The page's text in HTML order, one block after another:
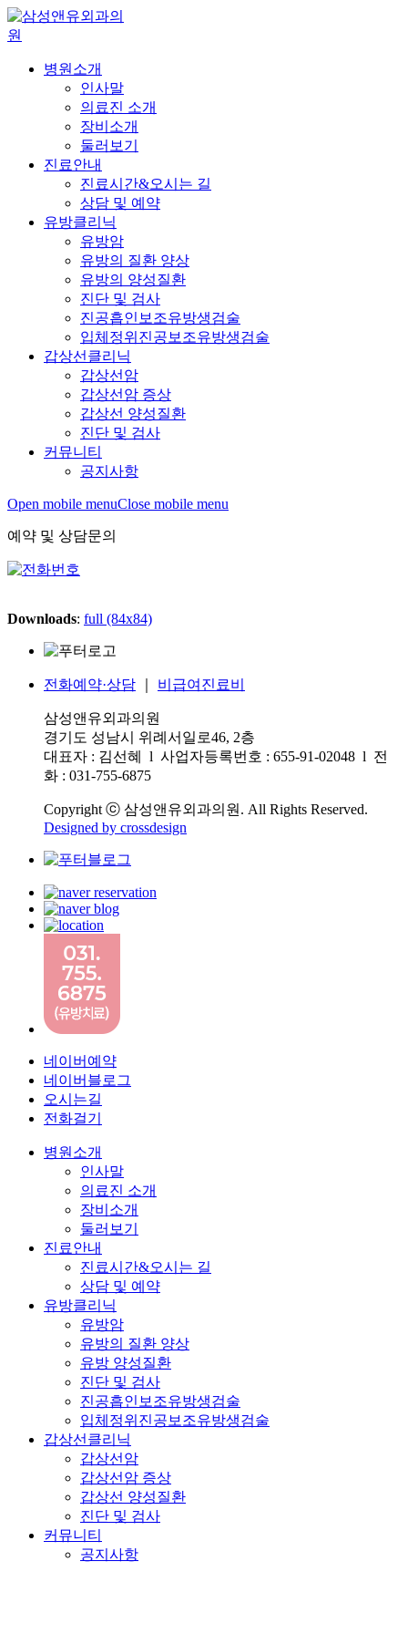
병원소개
인사말
의료진 소개
장비소개
둘러보기
진료안내
진료시간&오시는 길
상담 및 예약
유방클리닉
유방암
유방의 질환 양상
유방의 양성질환
진단 및 검사
진공흡인보조유방생검술
입체정위진공보조유방생검술
갑상선클리닉
갑상선암
갑상선암 증상
갑상선 양성질환
진단 및 검사
커뮤니티
공지사항
Open mobile menuClose mobile menu
예약 및 상담문의
Downloads: full (84x84)
전화예약·상담 비급여진료비
삼성앤유외과의원
경기도 성남시 위례서일로46, 2층
대표자 : 김선혜 l 사업자등록번호 : 655-91-02048 l 전
화 : 031-755-6875
Copyright ⓒ 삼성앤유외과의원. All Rights Reserved.
Designed by crossdesign
네이버예약
네이버블로그
오시는길
전화걸기
병원소개
인사말
의료진 소개
장비소개
둘러보기
진료안내
진료시간&오시는 길
상담 및 예약
유방클리닉
유방암
유방의 질환 양상
유방 양성질환
진단 및 검사
진공흡인보조유방생검술
입체정위진공보조유방생검술
갑상선클리닉
갑상선암
갑상선암 증상
갑상선 양성질환
진단 및 검사
커뮤니티
공지사항